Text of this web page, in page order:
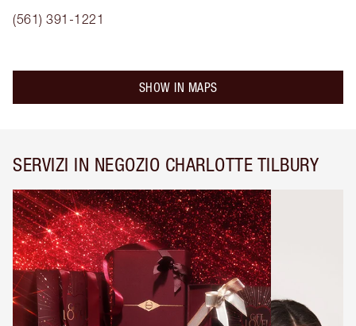
(561) 391-1221
SHOW IN MAPS
SERVIZI IN NEGOZIO CHARLOTTE TILBURY